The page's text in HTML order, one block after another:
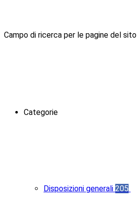
Campo di ricerca per le pagine del sito
Categorie
Disposizioni generali 205